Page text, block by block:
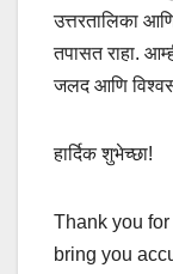
उत्तरतालिका
तपासत राहा.
जलद आणि
हार्दिक शुभेच्छा!
Thank you
bring you